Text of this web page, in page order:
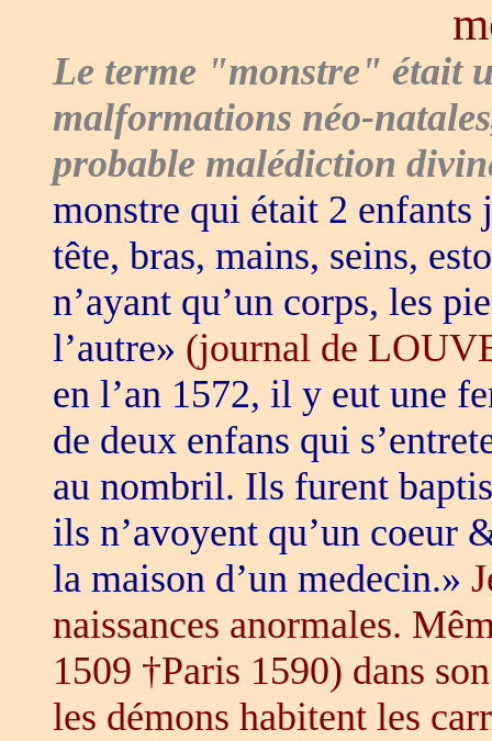
Le terme "monstre" était
malformations néo-
probable malédiction
monstre qui était 2 enfants
tête, bras, mains, seins,
n’ayant qu’un corps, les
l’autre» (journal de
en l’an 1572, il y eut une
de deux enfans qui
au nombril. Ils furent
ils n’avoyent qu’un coeur
la maison d’un medecin.»
naissances anormales.
1509 †Paris 1590) dans
les démons habitent les